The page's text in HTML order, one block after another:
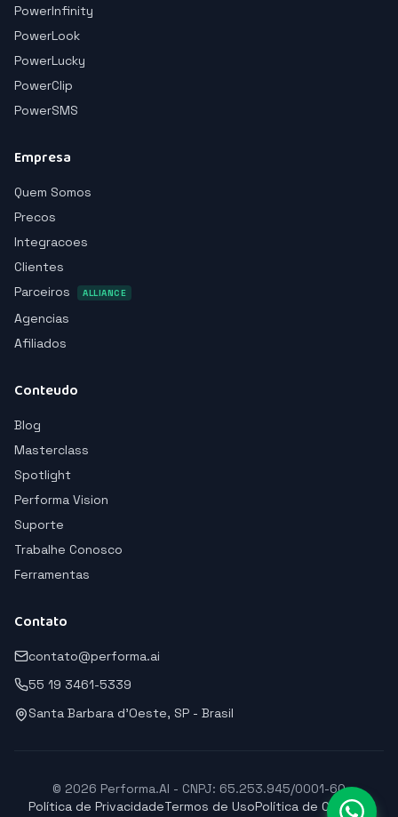
PowerInfinity
PowerLook
PowerLucky
PowerClip
PowerSMS
Empresa
Quem Somos
Precos
Integracoes
Clientes
Parceiros
ALLIANCE
Agencias
Afiliados
Conteudo
Blog
Masterclass
Spotlight
Performa Vision
Suporte
Trabalhe Conosco
Ferramentas
Contato
contato@performa.ai
55 19 3461-5339
Santa Barbara d'Oeste, SP - Brasil
© 2026 Performa.AI - CNPJ: 65.253.945/0001-60
Política de PrivacidadeTermos de UsoPolítica de Cookies